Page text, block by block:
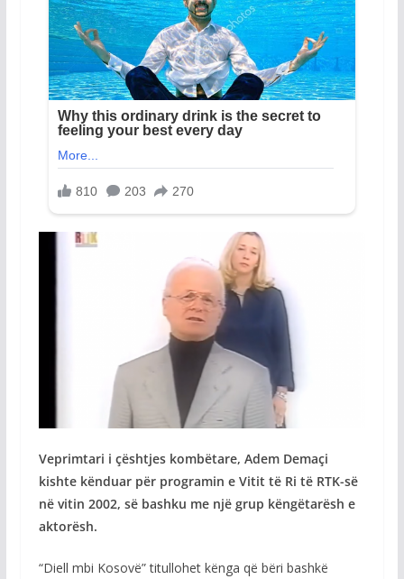
Veprimtari i çështjes kombëtare, Adem Demaçi
kishte kënduar për programin e Vitit të Ri të RTK-së
në vitin 2002, së bashku me një grup këngëtarësh e
aktorësh.
“Diell mbi Kosovë” titullohet kënga që bëri bashkë